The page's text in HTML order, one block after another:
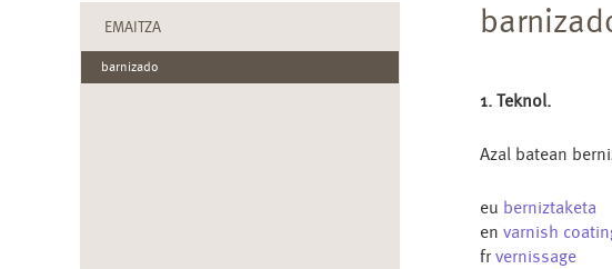
1. Teknol.
Azal batean
eu berniztaketa
en varnish
frvernissage
EMAITZA
barnizado